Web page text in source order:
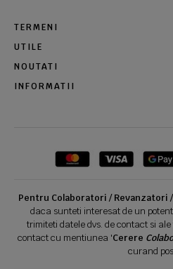
TERMENI
UTILE
NOUTATI
INFORMATII
Pentru Colaboratori /
daca sunteti interesat de un
trimiteti datele dvs. de contact si
contact cu mentiunea 'Cerere
curand